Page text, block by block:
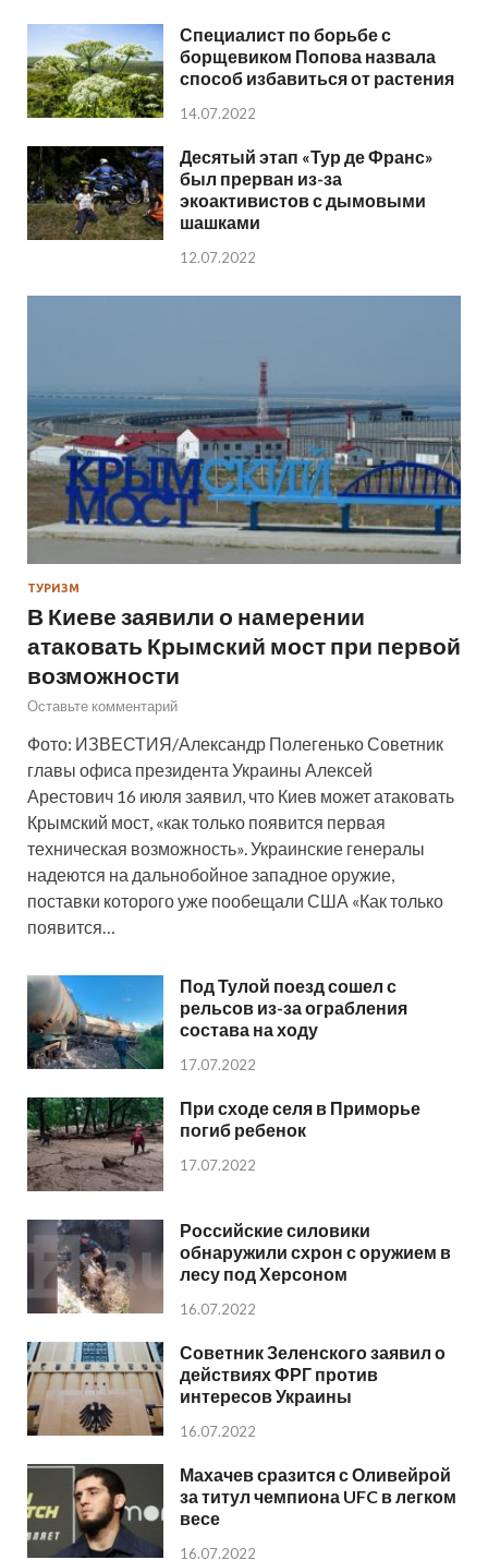
Специалист по борьбе с
борщевиком Попова назвала
способ избавиться от растения
14.07.2022
Десятый этап «Тур де Франс»
был прерван из-за
экоактивистов с дымовыми
шашками
12.07.2022
ТУРИЗМ
В Киеве заявили о намерении
атаковать Крымский мост при первой
возможности
Оставьте комментарий
Фото: ИЗВЕСТИЯ/Александр Полегенько Советник
главы офиса президента Украины Алексей
Арестович 16 июля заявил, что Киев может атаковать
Крымский мост, «как только появится первая
техническая возможность». Украинские генералы
надеются на дальнобойное западное оружие,
поставки которого уже пообещали США «Как только
появится…
Под Тулой поезд сошел с
рельсов из-за ограбления
состава на ходу
17.07.2022
При сходе селя в Приморье
погиб ребенок
17.07.2022
Российские силовики
обнаружили схрон с оружием в
лесу под Херсоном
16.07.2022
Советник Зеленского заявил о
действиях ФРГ против
интересов Украины
16.07.2022
Махачев сразится с Оливейрой
за титул чемпиона UFC в легком
весе
16.07.2022